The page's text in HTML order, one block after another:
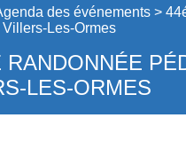
des événements >
Les-Ormes
RANDONNÉE
LES-ORMES